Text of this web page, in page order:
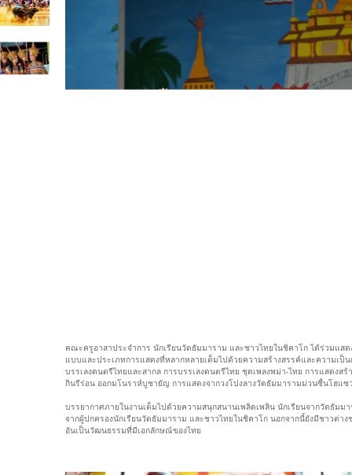
คณะครูอาสาประจำการ นักเรียนวัดธัมมาราม และชาวไทยในชิคาโก ได้ร่วมแส
แบบและประเภทการแสดงที่หลากหลายเต็มไปด้วยความสร้างสรรค์และความเป็
บรรเลงดนตรีไทยและสากล การบรรเลงดนตรีไทย ชุดเพลงพม่า-ไทย การแสดง
กินรีร่อน ออกมโนราห์บูชายัญ การแสดงจากวงโปงลางวัดธัมมารามม่วนซื่นโฮแซ
บรรยากาศภายในงานเต็มไปด้วยความสนุกสนานเพลิดเพลิน นักเรียนจากวัดธัม
จากผู้ปกครองนักเรียนวัดธัมมาราม และชาวไทยในชิคาโก นอกจากนี้ยังมีชาวต่า
อันเป็นวัฒนธรรมที่มีเอกลักษณ์ของไทย